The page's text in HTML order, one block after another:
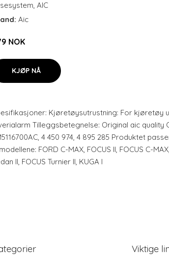
, AIC
Aic
NOK
KJØP NÅ
Kjøretøysutrustning: For kjøretøy
Tilleggsbetegnelse: Original aic quality
4 450 974, 4 895 285 Produktet
FORD C-MAX, FOCUS II, FOCUS C-
II, FOCUS Turnier II, KUGA I
Viktige